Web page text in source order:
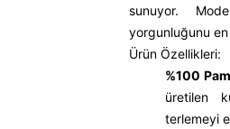
sunuyor.
yorgunluğunu en
Ürün Özellikleri:
%100
üretilen
terlemeyi